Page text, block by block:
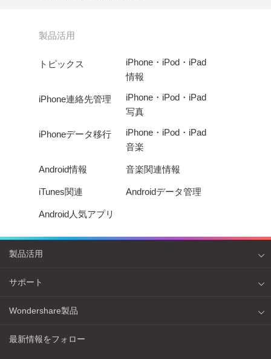
製品活用
トピックス
iPhone・iPod・iPad
情報
iPhone連絡先管理
iPhone・iPod・iPad
写真
iPhoneデータ移行
iPhone・iPod・iPad
音楽
Android情報 音楽関連情報
iTunes関連 Androidデータ管理
Android人気アプリ
製品活用
サポート
Wondershare製品
最新情報をフォロー